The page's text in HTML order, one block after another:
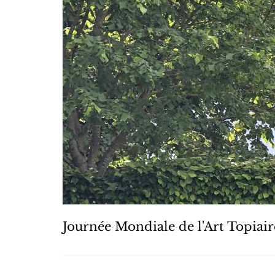
Journée Mondiale de l'Art